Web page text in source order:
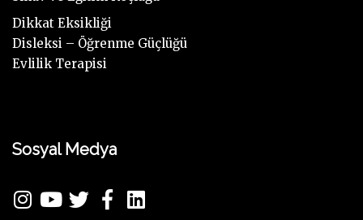
Dikkat Eksikliği
Disleksi – Öğrenme Güçlüğü
Evlilik Terapisi
Sosyal Medya